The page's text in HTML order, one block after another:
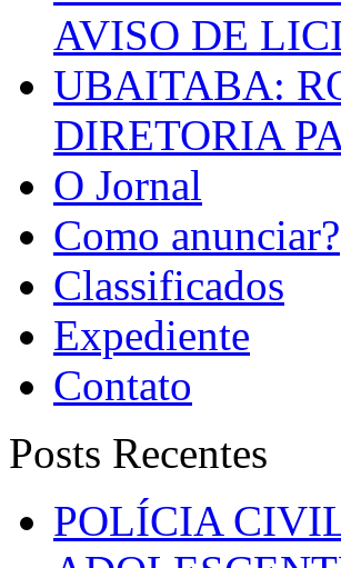
AVISO DE
UBAITABA:
DIRETORIA
O Jornal
Como anunciar?
Classificados
Expediente
Contato
Posts Recentes
POLÍCIA